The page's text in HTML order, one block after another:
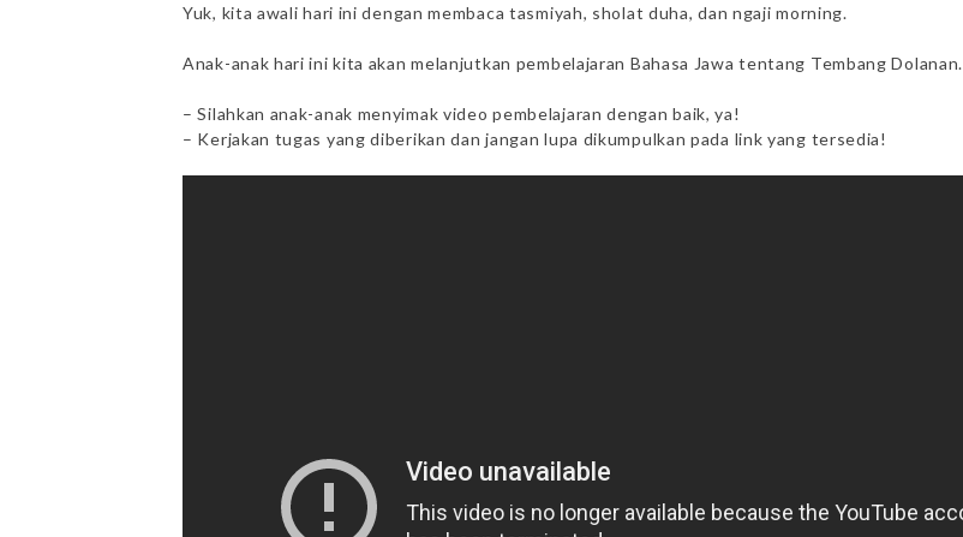
Yuk, kita awali hari ini dengan membaca tasmiyah, sholat duha, dan ngaji morning.
Anak-anak hari ini kita akan melanjutkan pembelajaran Bahasa Jawa tentang Tembang Dolanan.
– Silahkan anak-anak menyimak video pembelajaran dengan baik, ya!
– Kerjakan tugas yang diberikan dan jangan lupa dikumpulkan pada link yang tersedia!